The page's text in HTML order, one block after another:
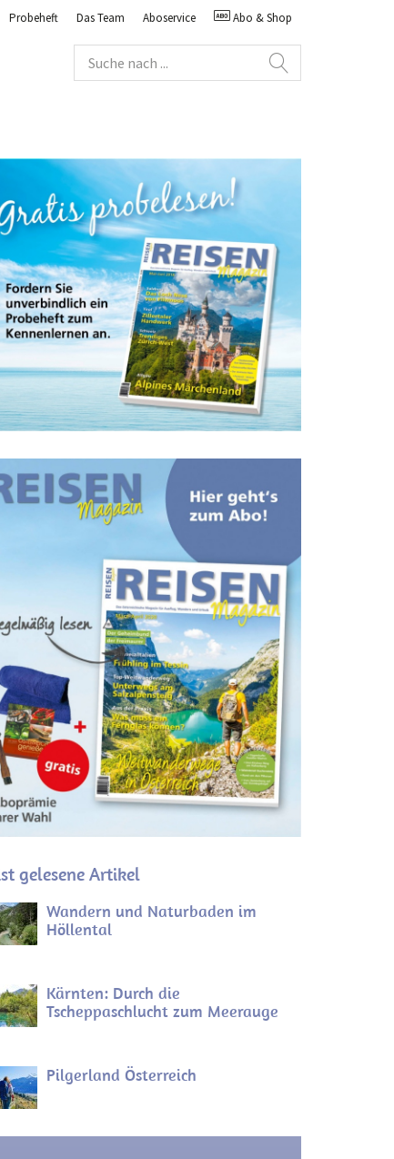
Probeheft Das Team Aboservice Abo & Shop
gelesene Artikel
Wandern und Naturbaden im
Höllental
Kärnten: Durch die
Tscheppaschlucht zum Meerauge
Pilgerland Österreich